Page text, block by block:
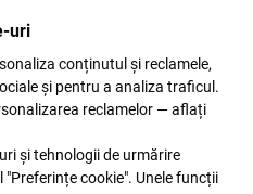
calitatea încărcării.
încet, se pot
de încredere, care oferă
uri
conținutul și reclamele,
și pentru a analiza traficul.
reclamelor — aflați
și tehnologii de urmărire
cookie". Unele funcții